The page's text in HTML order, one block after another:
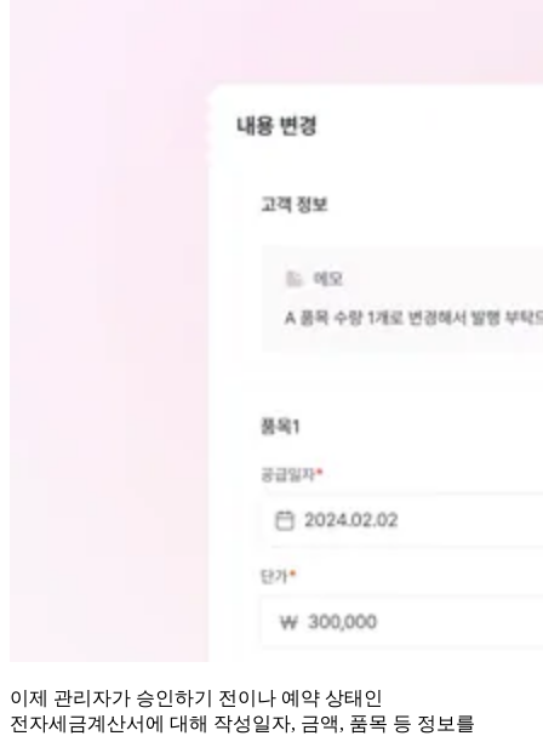
이제 관리자가 승인하기 전이나 예약 상태인
전자세금계산서에 대해 작성일자, 금액, 품목 등 정보를